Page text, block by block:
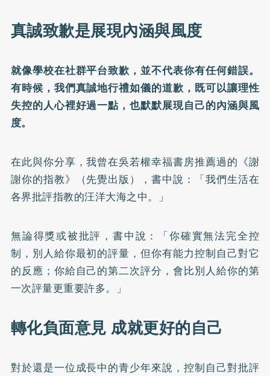
真誠致歉是展現內涵與風度
就像學校在社群平台致歉，並不代表你有任何錯誤。
有時候，我們真誠地行禮如儀的道歉，既可以讓理性
失控的人心裡好過一點，也默默展現自己的內涵與風
度。
在此與你分享，我曾在吳若權幸福書房推薦過的《謝
謝你的指教》（先覺出版），書中說：「我們生活在
各界批評指教的汪洋大海之中。」
無論得獎或被批評，書中說：「你確實無法完全控
制，別人給你最初的評量，但你有能力控制自己對它
的反應；你給自己的第二次評分，會比別人給你的第
一次評量更重要許多。」
轉化負面意見 成就更好的自己
對於還是一位成長中的青少年來說，控制自己對批評